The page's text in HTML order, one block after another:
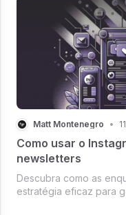
Matt Montenegro •
Como usar o
newsletters
Descubra como as
estratégia eficaz para